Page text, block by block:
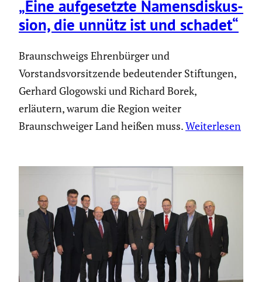
„Eine aufge­setzte Namens­dis­kus­
sion, die unnütz ist und schadet“
Braunschweigs Ehrenbürger und
Vorstandsvorsitzende bedeutender Stiftungen,
Gerhard Glogowski und Richard Borek,
erläutern, warum die Region weiter
Braunschweiger Land heißen muss.Weiterlesen